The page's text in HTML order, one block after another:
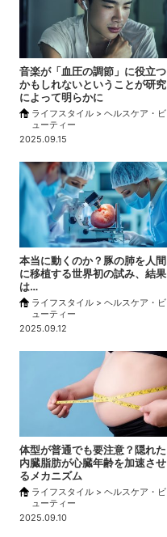
音楽が「血圧の調節」に役立つ
かもしれないということが研究
によって明らかに
ライフスタイル > ヘルスケア・ビ
ューティー
2025.09.15
本当に動くのか？豚の肺を人間
に移植する世界初の試み、結果
は…
ライフスタイル > ヘルスケア・ビ
ューティー
2025.09.12
体型が普通でも要注意？隠れた
内臓脂肪が心臓年齢を加速させ
るメカニズム
ライフスタイル > ヘルスケア・ビ
ューティー
2025.09.10